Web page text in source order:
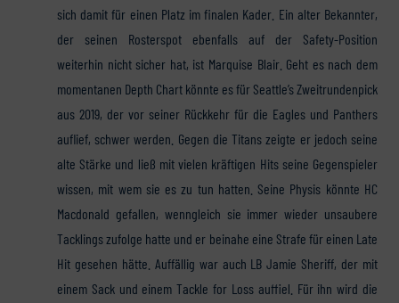
sich damit für einen Platz im finalen Kader. Ein alter Bekannter,
der seinen Rosterspot ebenfalls auf der Safety-Position
weiterhin nicht sicher hat, ist Marquise Blair. Geht es nach dem
momentanen Depth Chart könnte es für Seattle’s Zweitrundenpick
aus 2019, der vor seiner Rückkehr für die Eagles und Panthers
auflief, schwer werden. Gegen die Titans zeigte er jedoch seine
alte Stärke und ließ mit vielen kräftigen Hits seine Gegenspieler
wissen, mit wem sie es zu tun hatten. Seine Physis könnte HC
Macdonald gefallen, wenngleich sie immer wieder unsaubere
Tacklings zufolge hatte und er beinahe eine Strafe für einen Late
Hit gesehen hätte. Auffällig war auch LB Jamie Sheriff, der mit
einem Sack und einem Tackle for Loss auffiel. Für ihn wird die